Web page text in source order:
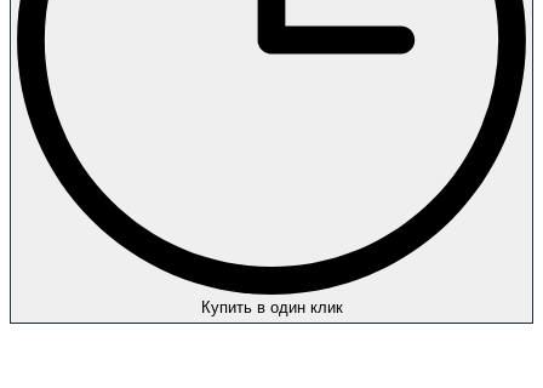
Купить в один клик